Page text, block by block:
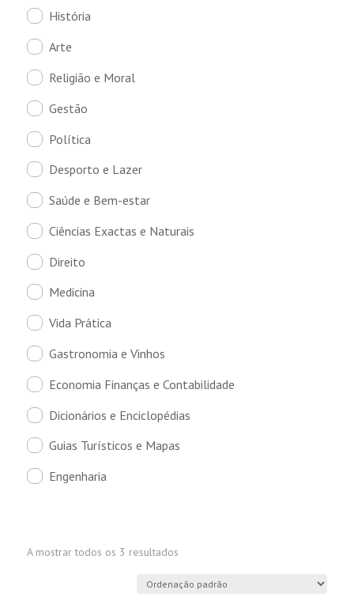
História
Arte
Religião e Moral
Gestão
Política
Desporto e Lazer
Saúde e Bem-estar
Ciências Exactas e Naturais
Direito
Medicina
Vida Prática
Gastronomia e Vinhos
Economia Finanças e Contabilidade
Dicionários e Enciclopédias
Guias Turísticos e Mapas
Engenharia
A mostrar todos os 3 resultados